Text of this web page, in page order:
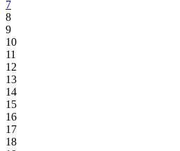
7
8
9
10
11
12
13
14
15
16
17
18